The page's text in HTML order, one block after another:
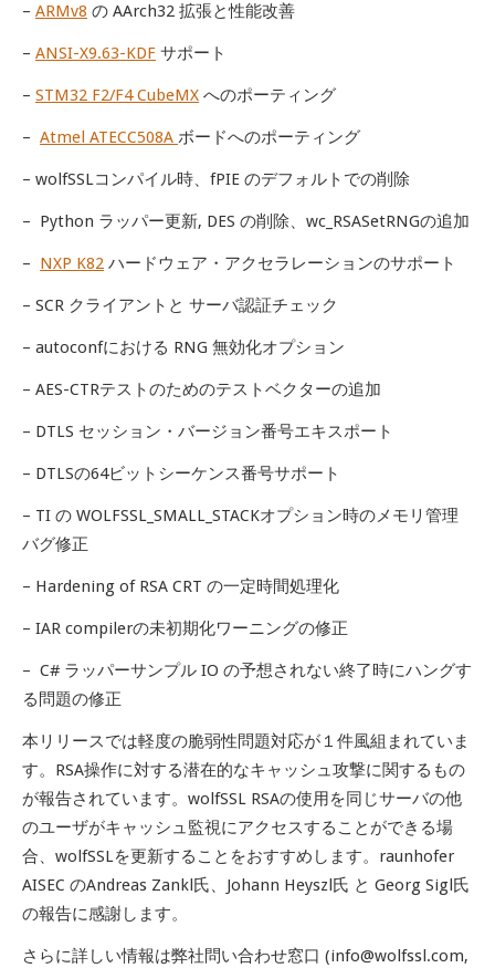
– ARMv8 の AArch32 拡張と性能改善
– ANSI-X9.63-KDF サポート
– STM32 F2/F4 CubeMX へのポーティング
– Atmel ATECC508A ボードへのポーティング
– wolfSSLコンパイル時、fPIE のデフォルトでの削除
– Python ラッパー更新, DES の削除、wc_RSASetRNGの追加
– NXP K82 ハードウェア・アクセラレーションのサポート
– SCR クライアントと サーバ認証チェック
– autoconfにおける RNG 無効化オプション
– AES-CTRテストのためのテストベクターの追加
– DTLS セッション・バージョン番号エキスポート
– DTLSの64ビットシーケンス番号サポート
– TI の WOLFSSL_SMALL_STACKオプション時のメモリ管理
バグ修正
– Hardening of RSA CRT の一定時間処理化
– IAR compilerの未初期化ワーニングの修正
– C# ラッパーサンプル IO の予想されない終了時にハングす
る問題の修正
本リリースでは軽度の脆弱性問題対応が１件風組まれていま
す。RSA操作に対する潜在的なキャッシュ攻撃に関するもの
が報告されています。wolfSSL RSAの使用を同じサーバの他
のユーザがキャッシュ監視にアクセスすることができる場
合、wolfSSLを更新することをおすすめします。raunhofer
AISEC のAndreas Zankl氏、Johann Heyszl氏 と Georg Sigl氏
の報告に感謝します。
さらに詳しい情報は弊社問い合わせ窓口 (info@wolfssl.com,